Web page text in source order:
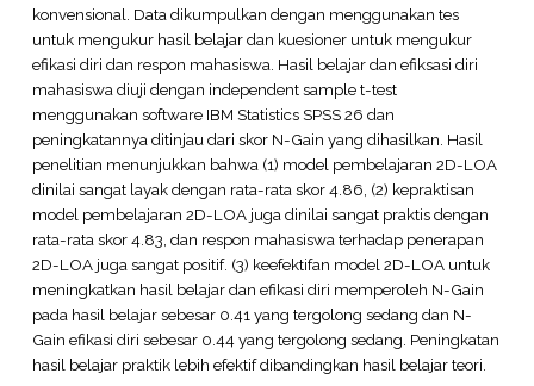
konvensional. Data dikumpulkan dengan menggunakan tes
untuk mengukur hasil belajar dan kuesioner untuk mengukur
efikasi diri dan respon mahasiswa. Hasil belajar dan efiksasi diri
mahasiswa diuji dengan independent sample t-test
menggunakan software IBM Statistics SPSS 26 dan
peningkatannya ditinjau dari skor N-Gain yang dihasilkan. Hasil
penelitian menunjukkan bahwa (1) model pembelajaran 2D-LOA
dinilai sangat layak dengan rata-rata skor 4.86, (2) kepraktisan
model pembelajaran 2D-LOA juga dinilai sangat praktis dengan
rata-rata skor 4.83, dan respon mahasiswa terhadap penerapan
2D-LOA juga sangat positif. (3) keefektifan model 2D-LOA untuk
meningkatkan hasil belajar dan efikasi diri memperoleh N-Gain
pada hasil belajar sebesar 0.41 yang tergolong sedang dan N-
Gain efikasi diri sebesar 0.44 yang tergolong sedang. Peningkatan
hasil belajar praktik lebih efektif dibandingkan hasil belajar teori.